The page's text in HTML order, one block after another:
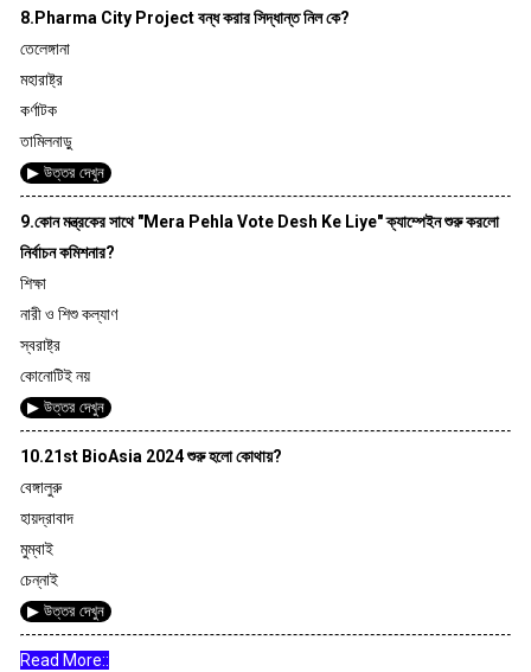
8.Pharma City Project বন্ধ করার সিদ্ধান্ত নিল কে?
তেলেঙ্গানা
মহারাষ্ট্র
কর্ণাটক
তামিলনাড়ু
▶ উত্তর দেখুন
9.কোন মন্ত্রকের সাথে "Mera Pehla Vote Desh Ke Liye" ক্যাম্পেইন শুরু করলো
নির্বাচন কমিশনার?
শিক্ষা
নারী ও শিশু কল্যাণ
স্বরাষ্ট্র
কোনোটিই নয়
▶ উত্তর দেখুন
10.21st BioAsia 2024 শুরু হলো কোথায়?
বেঙ্গালুরু
হায়দ্রাবাদ
মুম্বাই
চেন্নাই
▶ উত্তর দেখুন
Read More::